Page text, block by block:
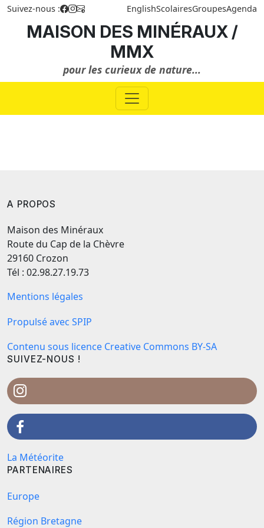
Suivez-nous : EnglishScolairesGroupesAgenda
MAISON DES MINÉRAUX /
MMX
pour les curieux de nature...
A PROPOS
Maison des Minéraux
Route du Cap de la Chèvre
29160 Crozon
Tél : 02.98.27.19.73
Mentions légales
Propulsé avec SPIP
Contenu sous licence Creative Commons BY-SA
SUIVEZ-NOUS !
La Météorite
PARTENAIRES
Europe
Région Bretagne